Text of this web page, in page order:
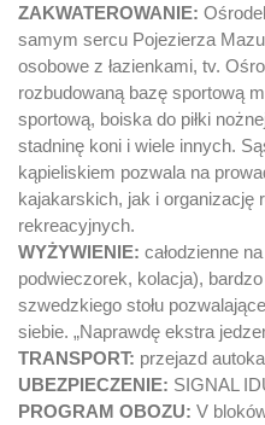
ZAKWATEROWANIE:
samym sercu Pojezierza
osobowe z łazienkami, tv.
rozbudowaną bazę sportową
sportową, boiska do piłki
stadninę koni i wiele innych.
kąpieliskiem pozwala na
kajakarskich, jak i organizację
rekreacyjnych.
WYŻYWIENIE: całodzienne
podwieczorek, kolacja),
szwedzkiego stołu
siebie. „Naprawdę ekstra
TRANSPORT: przejazd
UBEZPIECZENIE: SIGNAL
PROGRAM OBOZU: V